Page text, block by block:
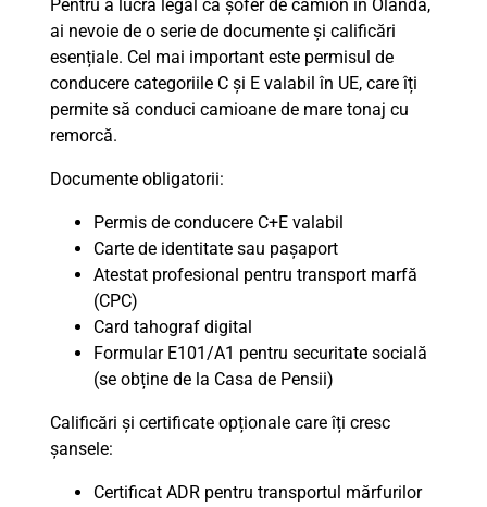
Pentru a lucra legal ca șofer de camion în Olanda,
ai nevoie de o serie de documente și calificări
esențiale. Cel mai important este permisul de
conducere categoriile C și E valabil în UE, care îți
permite să conduci camioane de mare tonaj cu
remorcă.
Documente obligatorii:
Permis de conducere C+E valabil
Carte de identitate sau pașaport
Atestat profesional pentru transport marfă
(CPC)
Card tahograf digital
Formular E101/A1 pentru securitate socială
(se obține de la Casa de Pensii)
Calificări și certificate opționale care îți cresc
șansele:
Certificat ADR pentru transportul mărfurilor